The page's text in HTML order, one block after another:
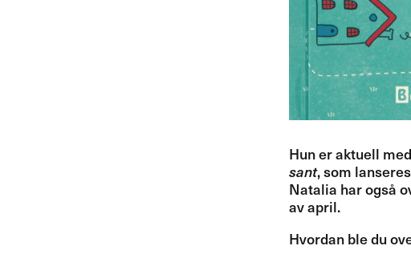
Hun er aktuell
sant, som
Natalia har ogs​å
av april.​​
Hvordan ble du